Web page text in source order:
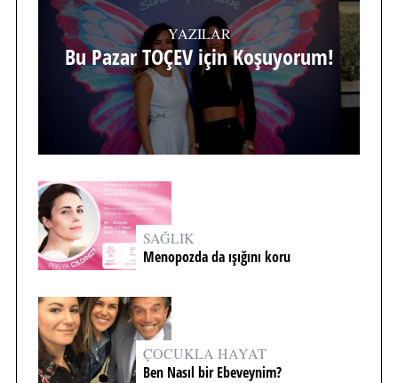
YAZILAR
Bu Pazar TOÇEV için Koşuyorum!
SAĞLIK
Menopozda da ışığını koru
ÇOCUKLA HAYAT
Ben Nasıl bir Ebeveynim?